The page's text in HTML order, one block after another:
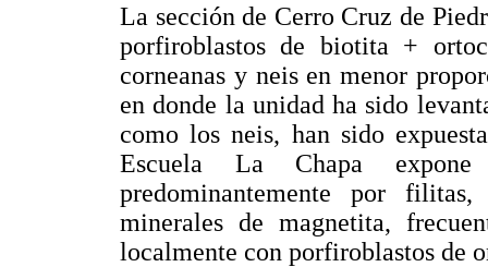
La sección de Cerro Cruz de
porfiroblastos de biotita +
corneanas y neis en menor
en donde la unidad ha sido
como los neis, han sido
Escuela La Chapa expone
predominantemente por
minerales de magnetita,
localmente con porfiroblastos de